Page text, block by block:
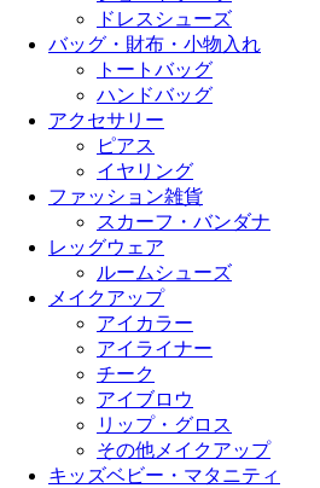
ドレスシューズ
バッグ・財布・小物入れ
トートバッグ
ハンドバッグ
アクセサリー
ピアス
イヤリング
ファッション雑貨
スカーフ・バンダナ
レッグウェア
ルームシューズ
メイクアップ
アイカラー
アイライナー
チーク
アイブロウ
リップ・グロス
その他メイクアップ
キッズベビー・マタニティ